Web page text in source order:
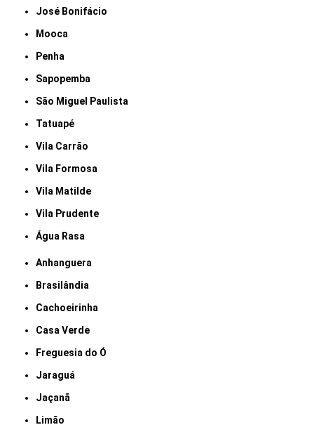
José Bonifácio
Mooca
Penha
Sapopemba
São Miguel Paulista
Tatuapé
Vila Carrão
Vila Formosa
Vila Matilde
Vila Prudente
Água Rasa
Anhanguera
Brasilândia
Cachoeirinha
Casa Verde
Freguesia do Ó
Jaraguá
Jaçanã
Limão